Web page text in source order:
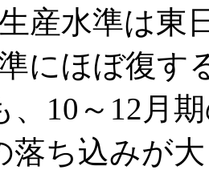
産水準は東
にほぼ復す
10～12月
落ち込みが